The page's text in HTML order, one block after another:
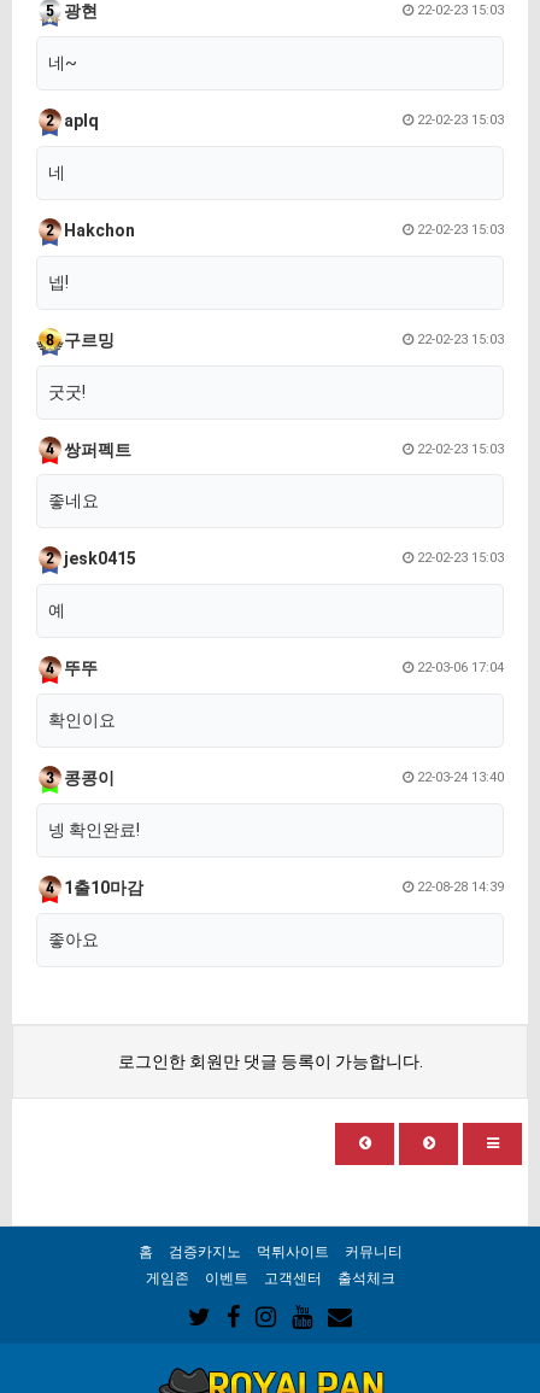
광현 22-02-23 15:03
네~
aplq 22-02-23 15:03
네
Hakchon 22-02-23 15:03
넵!
구르밍 22-02-23 15:03
굿굿!
쌍퍼펙트 22-02-23 15:03
좋네요
jesk0415 22-02-23 15:03
예
뚜뚜 22-03-06 17:04
확인이요
콩콩이 22-03-24 13:40
넹 확인완료!
1출10마감 22-08-28 14:39
좋아요
로그인한 회원만 댓글 등록이 가능합니다.
홈 검증카지노 먹튀사이트
커뮤니티
게임존
이벤트 고객센터 출석체크